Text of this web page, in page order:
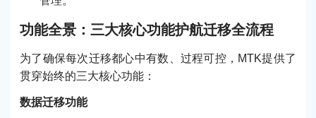
功能全景：三大核心功能护航迁移全流程
为了确保每次迁移都心中有数、过程可控，MTK提供了
贯穿始终的三大核心功能：
数据迁移功能